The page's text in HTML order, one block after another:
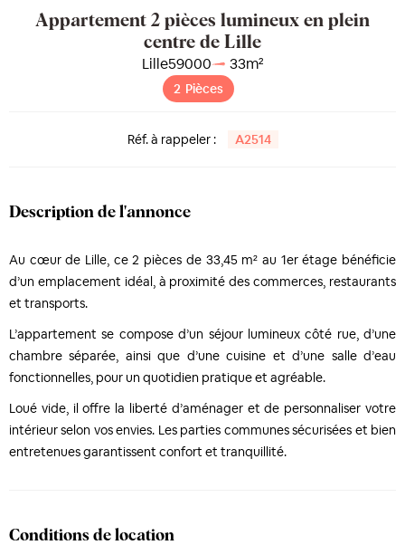
Appartement 2 pièces lumineux en plein
centre de Lille
Lille59000 33m²
2 Pièces
Réf. à rappeler : A2514
Description de l'annonce
Au cœur de Lille, ce 2 pièces de 33,45 m² au 1er étage bénéficie
d’un emplacement idéal, à proximité des commerces, restaurants
et transports.
L’appartement se compose d’un séjour lumineux côté rue, d’une
chambre séparée, ainsi que d’une cuisine et d’une salle d’eau
fonctionnelles, pour un quotidien pratique et agréable.
Loué vide, il offre la liberté d’aménager et de personnaliser votre
intérieur selon vos envies. Les parties communes sécurisées et bien
entretenues garantissent confort et tranquillité.
Conditions de location